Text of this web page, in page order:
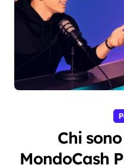
Chi
MondoCash